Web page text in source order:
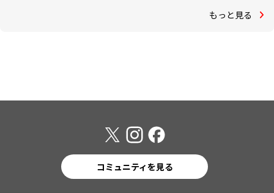
もっと見る
コミュニティを見る